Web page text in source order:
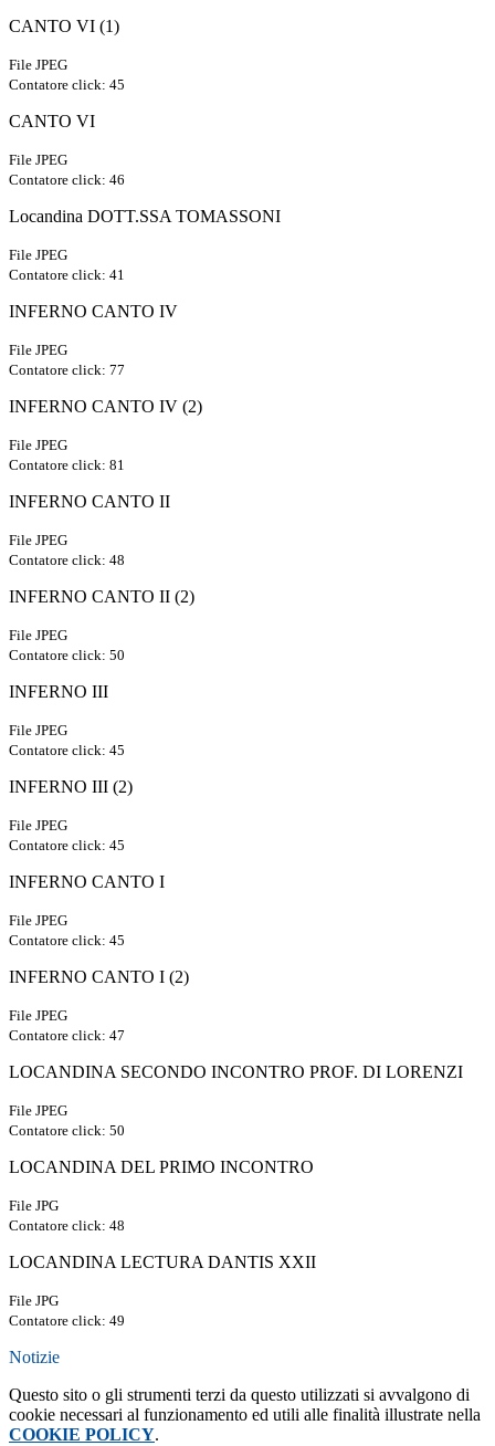
CANTO VI (1)
File JPEG
Contatore click: 45
CANTO VI
File JPEG
Contatore click: 46
Locandina DOTT.SSA TOMASSONI
File JPEG
Contatore click: 41
INFERNO CANTO IV
File JPEG
Contatore click: 77
INFERNO CANTO IV (2)
File JPEG
Contatore click: 81
INFERNO CANTO II
File JPEG
Contatore click: 48
INFERNO CANTO II (2)
File JPEG
Contatore click: 50
INFERNO III
File JPEG
Contatore click: 45
INFERNO III (2)
File JPEG
Contatore click: 45
INFERNO CANTO I
File JPEG
Contatore click: 45
INFERNO CANTO I (2)
File JPEG
Contatore click: 47
LOCANDINA SECONDO INCONTRO PROF. DI LORENZI
File JPEG
Contatore click: 50
LOCANDINA DEL PRIMO INCONTRO
File JPG
Contatore click: 48
LOCANDINA LECTURA DANTIS XXII
File JPG
Contatore click: 49
Notizie
Questo sito o gli strumenti terzi da questo utilizzati si avvalgono di
cookie necessari al funzionamento ed utili alle finalità illustrate nella
COOKIE POLICY.